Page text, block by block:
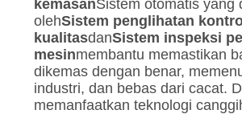
kemasanSistem otomatis yang
olehSistem penglihatan
kualitasdanSistem inspeksi
mesinmembantu memastikan
dikemas dengan benar,
industri, dan bebas dari cacat.
memanfaatkan teknologi